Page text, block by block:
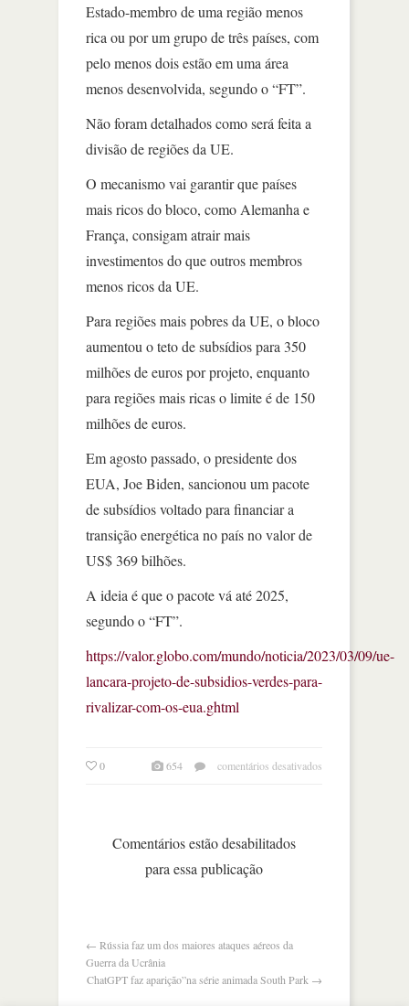
Estado-membro de uma região menos
rica ou por um grupo de três países, com
pelo menos dois estão em uma área
menos desenvolvida, segundo o “FT”.
Não foram detalhados como será feita a
divisão de regiões da UE.
O mecanismo vai garantir que países
mais ricos do bloco, como Alemanha e
França, consigam atrair mais
investimentos do que outros membros
menos ricos da UE.
Para regiões mais pobres da UE, o bloco
aumentou o teto de subsídios para 350
milhões de euros por projeto, enquanto
para regiões mais ricas o limite é de 150
milhões de euros.
Em agosto passado, o presidente dos
EUA, Joe Biden, sancionou um pacote
de subsídios voltado para financiar a
transição energética no país no valor de
US$ 369 bilhões.
A ideia é que o pacote vá até 2025,
segundo o “FT”.
https://valor.globo.com/mundo/noticia/2023/03/09/ue-
lancara-projeto-de-subsidios-verdes-para-
rivalizar-com-os-eua.ghtml
0 654 comentários desativados
Comentários estão desabilitados
para essa publicação
← Rússia faz um dos maiores ataques aéreos da
Guerra da Ucrânia
ChatGPT faz aparição”na série animada South Park →